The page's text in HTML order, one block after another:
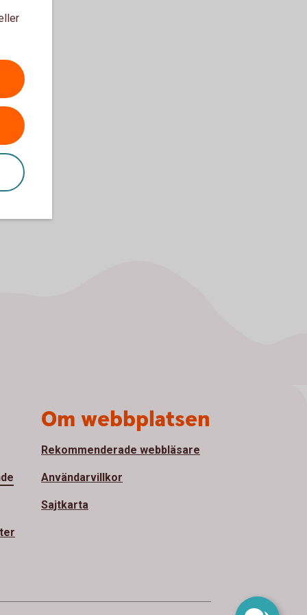
Om webbplatsen
Rekommenderade webbläsare
Användarvillkor
Sajtkarta